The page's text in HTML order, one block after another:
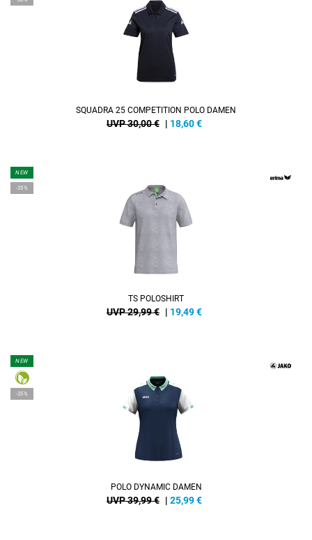
SQUADRA 25 COMPETITION POLO DAMEN
UVP 30,00 € | 18,60€
NEW
-35%
TS POLOSHIRT
UVP 29,99 € | 19,49€
NEW
-35%
POLO DYNAMIC DAMEN
UVP 39,99 € | 25,99€